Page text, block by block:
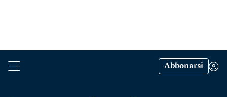
Abbonarsi